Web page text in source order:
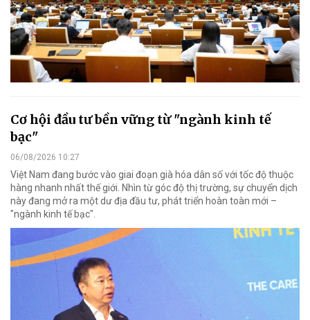
Cơ hội đầu tư bền vững từ "ngành kinh tế
bạc"
06/08/2026 10:27
Việt Nam đang bước vào giai đoạn già hóa dân số với tốc độ thuộc
hàng nhanh nhất thế giới. Nhìn từ góc độ thị trường, sự chuyển dịch
này đang mở ra một dư địa đầu tư, phát triển hoàn toàn mới –
"ngành kinh tế bạc".